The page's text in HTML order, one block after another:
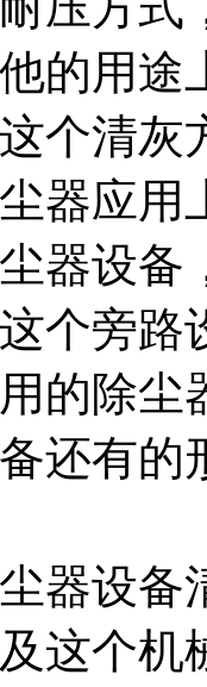
的用途
个清灰
器应用
器设备
个旁路
的除尘
还有
器设备
这个